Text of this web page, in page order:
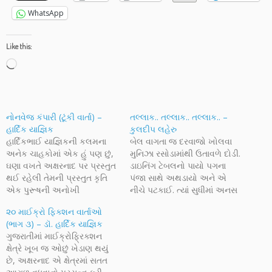
WhatsApp
Like this:
Loading…
નોનવેજ કંપારી (ટૂંકી વાર્તા) –
હાર્દિક યાજ્ઞિક
હાર્દિકભાઈ યાજ્ઞિકની કલમના
અનેક ચાહકોમાં એક હું પણ છું,
ઘણા વખતે અક્ષરનાદ પર પ્રસ્તુત
થઈ રહેલી તેમની પ્રસ્તુત કૃતિ
એક પુરૂષની અનોખી
આ વાર્તા કોઈ સસ્પેન્સ સ્ટોરી
નથી, પરંતુ વાચકને વાર્તાના અંતે
એવો જ કાંઈક અહેસાસ જરૂર
થશે.... અને છતાંય જાતિ
આધારીત ભિન્નતા ધરાવતા
તલ્લાક.. તલ્લાક.. તલ્લાક.. –
કુલદીપ લહેરુ
બેલ વાગતા જ દરવાજો ખોલવા
મુનિઝા રસોડામાંથી ઉતાવળે દોડી.
ડાઇનિંગ ટેબલનો પાયો પગના
પંજા સાથે અથડાયો અને એ
નીચે પટકાઈ. ત્યાં સુધીમાં અનસ
૨૦ માઈક્રો ફિક્શન વાર્તાઓ
(ભાગ ૩) – ડૉ. હાર્દિક યાજ્ઞિક
ગુજરાતીમાં માઈક્રોફ્રિક્શન
ક્ષેત્રે ખૂબ જ ઓછું ખેડાણ થયું
છે, અક્ષરનાદ એ ક્ષેત્રમાં સતત